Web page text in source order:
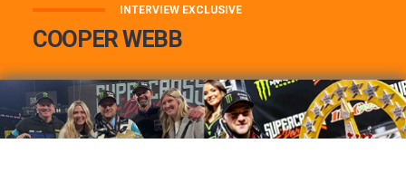
INTERVIEW EXCLUSIVE
COOPER WEBB